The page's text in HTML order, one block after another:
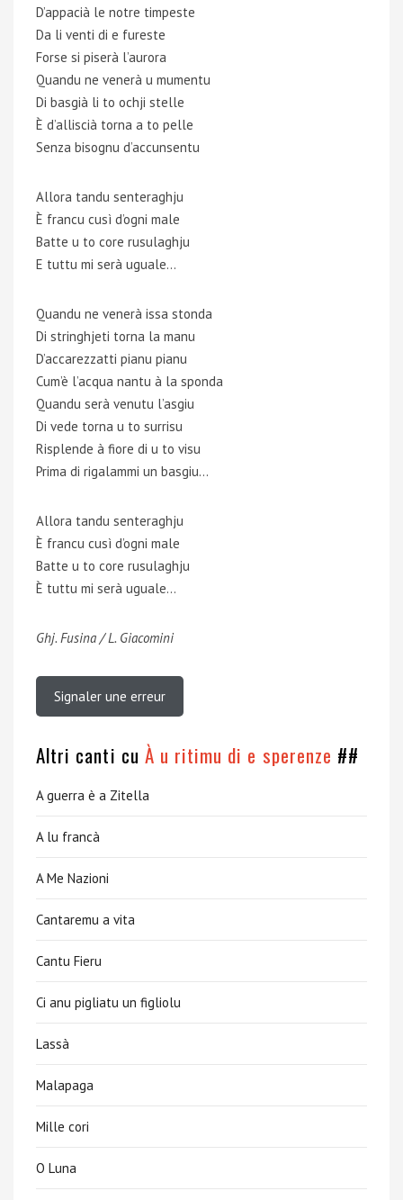
D’appacià le notre timpeste
Da li venti di e fureste
Forse si piserà l’aurora
Quandu ne venerà u mumentu
Di basgià li to ochji stelle
È d’alliscià torna a to pelle
Senza bisognu d’accunsentu
Allora tandu senteraghju
È francu cusì d’ogni male
Batte u to core rusulaghju
E tuttu mi serà uguale…
Quandu ne venerà issa stonda
Di stringhjeti torna la manu
D’accarezzatti pianu pianu
Cum’è l’acqua nantu à la sponda
Quandu serà venutu l’asgiu
Di vede torna u to surrisu
Risplende à fiore di u to visu
Prima di rigalammi un basgiu…
Allora tandu senteraghju
È francu cusì d’ogni male
Batte u to core rusulaghju
È tuttu mi serà uguale…
Ghj. Fusina / L. Giacomini
Signaler une erreur
Altri canti cu À u ritimu di e sperenze ##
A guerra è a Zitella
A lu francà
A Me Nazioni
Cantaremu a vita
Cantu Fieru
Ci anu pigliatu un figliolu
Lassà
Malapaga
Mille cori
O Luna